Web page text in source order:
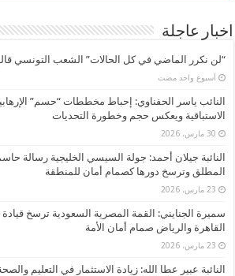
اخبار عاجلة
“لن نكرر الماضي في كل الحالات” الشعب التونسي
‏أسبوع واحد مضت
النائب ياسر الحفناوي: إحباط مخططات “حسم”
الاستباقية ويعكس حجم وخطورة التحديات
30 مارس، 2026
النائبة جيلان أحمد: جولة السيسي الخليجية رسالة
المطلق وترسخ دورها كصمام أمان للمنطقة
23 مارس، 2026
سميرة الجنايني: القمة المصرية السعودية ترسخ
القاهرة والرياض صمام أمان الأمة
23 مارس، 2026
النائبة عبير عطا الله: زيادة الاستثمار في التعليم